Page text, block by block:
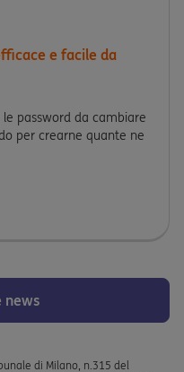
e facile da
password da cambiare
per crearne quante ne
password efficace e facile da
news
di Milano, n.315 del